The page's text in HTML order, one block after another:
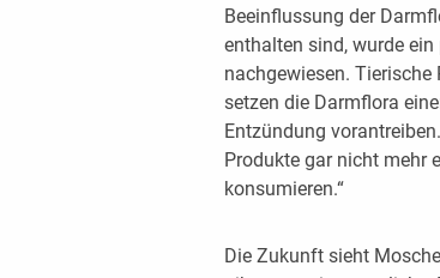
Beeinflussung der
enthalten sind, wurde
nachgewiesen. Tierische
setzen die Darmflora
Entzündung
Produkte gar nicht mehr
konsumieren.“
Die Zukunft sieht